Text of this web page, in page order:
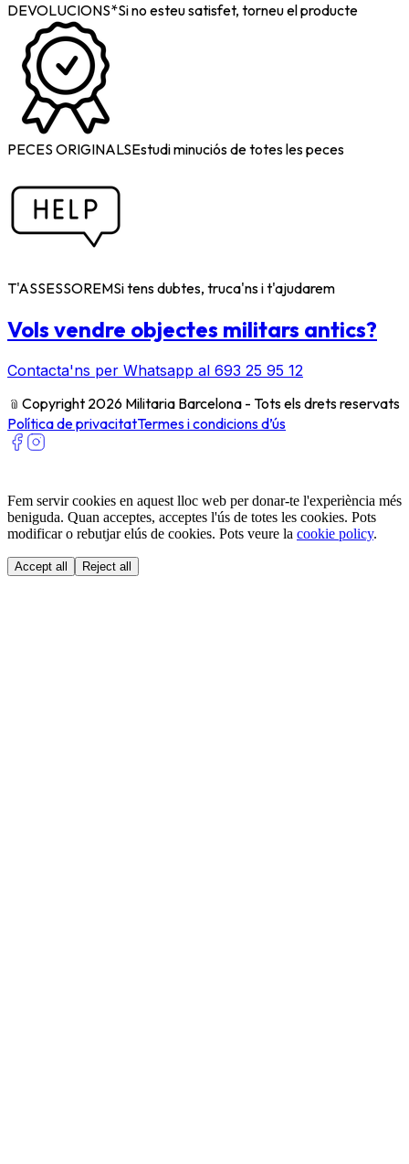
DEVOLUCIONS*Si no esteu satisfet, torneu el producte
PECES ORIGINALSEstudi minuciós de totes les peces
T'ASSESSOREMSi tens dubtes, truca'ns i t'ajudarem
Vols vendre objectes militars antics?
Contacta'ns per Whatsapp al 693 25 95 12
﹫ Copyright 2026 Militaria Barcelona - Tots els drets reservats
Política de privacitatTermes i condicions d’ús
Fem servir cookies en aquest lloc web per donar-te l'experiència més
beniguda. Quan acceptes, acceptes l'ús de totes les cookies. Pots
modificar o rebutjar elús de cookies. Pots veure la cookie policy.
Accept all Reject all